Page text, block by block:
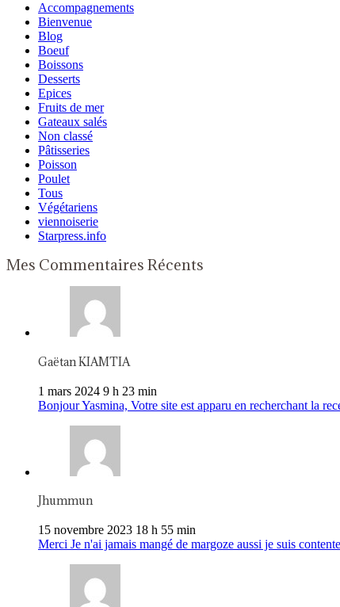
Accompagnements
Bienvenue
Blog
Boeuf
Boissons
Desserts
Epices
Fruits de mer
Gateaux salés
Non classé
Pâtisseries
Poisson
Poulet
Tous
Végétariens
viennoiserie
Starpress.info
Mes Commentaires Récents
Gaëtan KIAMTIA
1 mars 2024 9 h 23 min
Bonjour Yasmina, Votre site est apparu en recherchant la
Jhummun
15 novembre 2023 18 h 55 min
Merci Je n'ai jamais mangé de margoze aussi je suis